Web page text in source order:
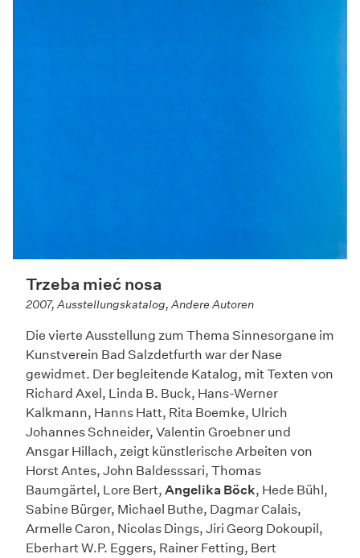
Trzeba mieć nosa
2007, Ausstellungskatalog, Andere Autoren
Die vierte Ausstellung zum Thema Sinnesorgane im
Kunstverein Bad Salzdetfurth war der Nase
gewidmet. Der begleitende Katalog, mit Texten von
Richard Axel, Linda B. Buck, Hans-Werner
Kalkmann, Hanns Hatt, Rita Boemke, Ulrich
Johannes Schneider, Valentin Groebner und
Ansgar Hillach, zeigt künstlerische Arbeiten von
Horst Antes, John Baldesssari, Thomas
Baumgärtel, Lore Bert, Angelika Böck, Hede Bühl,
Sabine Bürger, Michael Buthe, Dagmar Calais,
Armelle Caron, Nicolas Dings, Jiri Georg Dokoupil,
Eberhart W.P. Eggers, Rainer Fetting, Bert